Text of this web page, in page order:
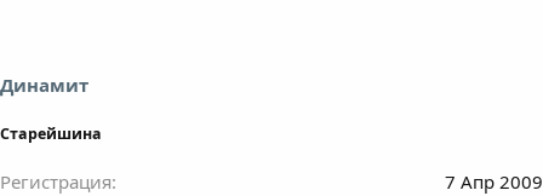
ы
Динамит
Старейшина
Регистрация
7 Апр 2009